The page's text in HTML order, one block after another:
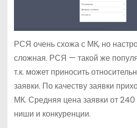
РСЯ очень схожа с МК, но
сложная. РСЯ — такой же
т.к. может приносить
заявки. По качеству заявки
МК. Средняя цена заявки от 240
ниши и конкуренции.